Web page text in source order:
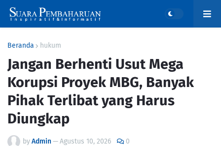
Beranda hukum
Jangan Berhenti Usut Mega
Korupsi Proyek MBG, Banyak
Pihak Terlibat yang Harus
Diungkap
byAdmin—Agustus 10, 2026 0